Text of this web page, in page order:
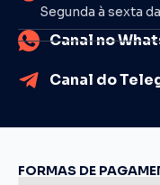
Segunda à sexta
Canal no
Canal do
FORMAS DE